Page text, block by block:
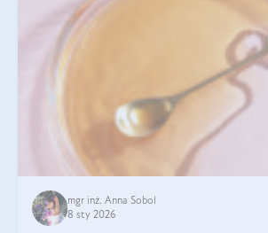
mgr inż. Anna Sobol
8 sty 2026